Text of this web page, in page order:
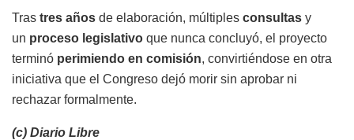
Tras tres años de elaboración, múltiples consultas y
un proceso legislativo que nunca concluyó, el proyecto
terminó perimiendo en comisión, convirtiéndose en otra
iniciativa que el Congreso dejó morir sin aprobar ni
rechazar formalmente.
(c) Diario Libre